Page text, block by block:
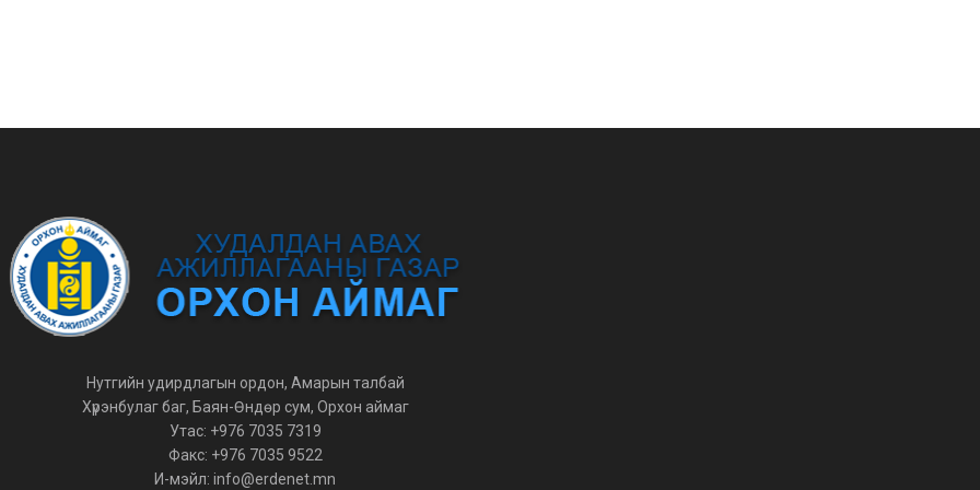
Нутгийн удирдлагын ордон, Амарын талбай
Хүрэнбулаг баг, Баян-Өндөр сум, Орхон аймаг
Утас: +976 7035 7319
Факс: +976 7035 9522
И-мэйл: info@erdenet.mn